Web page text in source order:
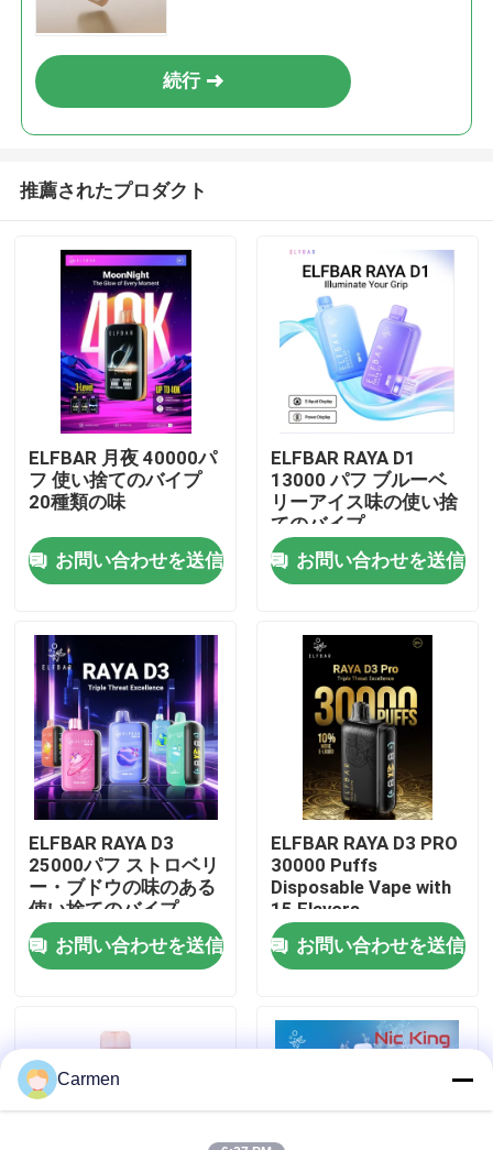
ホーム
製品
ビデオ
企業情報
会社案内
品質管理
お問い合わせ
ボゾル・ワップ
続行
推薦されたプロダクト
ELFBAR 月夜 40000パ
フ 使い捨てのバイプ
20種類の味
お問い合わせを送信
ELFBAR RAYA D1
13000 パフ ブルーベ
リーアイス味の使い捨
てのバイプ
お問い合わせを送信
ELFBAR RAYA D3
25000パフ ストロベリ
ー・ブドウの味のある
使い捨てのバイプ
お問い合わせを送信
ELFBAR RAYA D3 PRO
30000 Puffs
Disposable Vape with
15 Flavors
お問い合わせを送信
Carmen